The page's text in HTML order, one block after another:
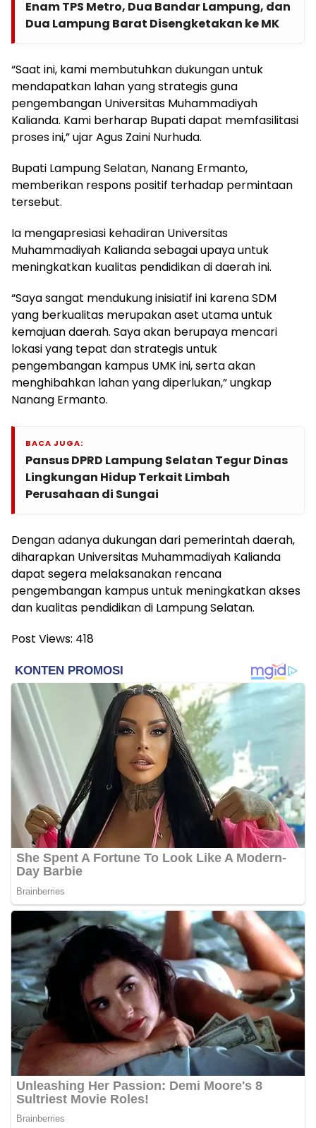
Enam TPS Metro, Dua Bandar Lampung, dan
Dua Lampung Barat Disengketakan ke MK
“Saat ini, kami membutuhkan dukungan untuk
mendapatkan lahan yang strategis guna
pengembangan Universitas Muhammadiyah
Kalianda. Kami berharap Bupati dapat memfasilitasi
proses ini,” ujar Agus Zaini Nurhuda.
Bupati Lampung Selatan, Nanang Ermanto,
memberikan respons positif terhadap permintaan
tersebut.
Ia mengapresiasi kehadiran Universitas
Muhammadiyah Kalianda sebagai upaya untuk
meningkatkan kualitas pendidikan di daerah ini.
“Saya sangat mendukung inisiatif ini karena SDM
yang berkualitas merupakan aset utama untuk
kemajuan daerah. Saya akan berupaya mencari
lokasi yang tepat dan strategis untuk
pengembangan kampus UMK ini, serta akan
menghibahkan lahan yang diperlukan,” ungkap
Nanang Ermanto.
BACA JUGA:
Pansus DPRD Lampung Selatan Tegur Dinas
Lingkungan Hidup Terkait Limbah
Perusahaan di Sungai
Dengan adanya dukungan dari pemerintah daerah,
diharapkan Universitas Muhammadiyah Kalianda
dapat segera melaksanakan rencana
pengembangan kampus untuk meningkatkan akses
dan kualitas pendidikan di Lampung Selatan.
Post Views: 418